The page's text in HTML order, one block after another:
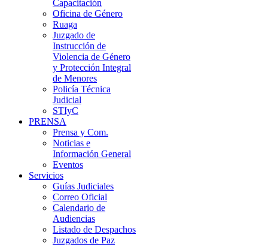
Capacitación
Oficina de Género
Ruaga
Juzgado de
Instrucción de
Violencia de Género
y Protección Integral
de Menores
Policía Técnica
Judicial
STIyC
PRENSA
Prensa y Com.
Noticias e
Información General
Eventos
Servicios
Guías Judiciales
Correo Oficial
Calendario de
Audiencias
Listado de Despachos
Juzgados de Paz